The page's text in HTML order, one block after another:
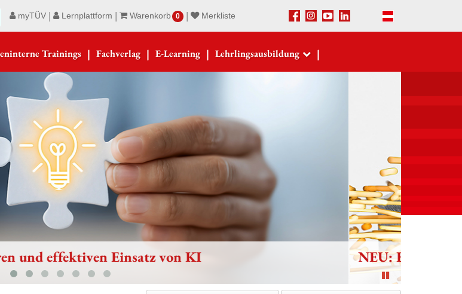
myTÜV | Lernplattform | Warenkorb 0 | Merkliste Facebook
Instagram
YoutubeLinkedIn Deutsch
Trainings | Fachverlag | E-Learning | Lehrlingsausbildung |
Slider starten